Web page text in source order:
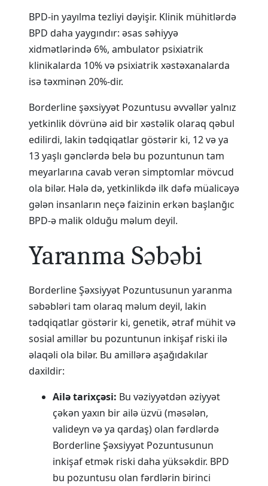
BPD-in yayılma tezliyi dəyişir. Klinik mühitlərdə
BPD daha yaygındır: əsas səhiyyə
xidmətlərində 6%, ambulator psixiatrik
klinikalarda 10% və psixiatrik xəstəxanalarda
isə təxminən 20%-dir.
Borderline şəxsiyyət Pozuntusu əvvəllər yalnız
yetkinlik dövrünə aid bir xəstəlik olaraq qəbul
edilirdi, lakin tədqiqatlar göstərir ki, 12 və ya
13 yaşlı gənclərdə belə bu pozuntunun tam
meyarlarına cavab verən simptomlar mövcud
ola bilər. Hələ də, yetkinlikdə ilk dəfə müalicəyə
gələn insanların neçə faizinin erkən başlanğıc
BPD-ə malik olduğu məlum deyil.
Yaranma Səbəbi
Borderline Şəxsiyyət Pozuntusunun yaranma
səbəbləri tam olaraq məlum deyil, lakin
tədqiqatlar göstərir ki, genetik, ətraf mühit və
sosial amillər bu pozuntunun inkişaf riski ilə
əlaqəli ola bilər. Bu amillərə aşağıdakılar
daxildir:
Ailə tarixçəsi: Bu vəziyyətdən əziyyət
çəkən yaxın bir ailə üzvü (məsələn,
valideyn və ya qardaş) olan fərdlərdə
Borderline Şəxsiyyət Pozuntusunun
inkişaf etmək riski daha yüksəkdir. BPD
bu pozuntusu olan fərdlərin birinci